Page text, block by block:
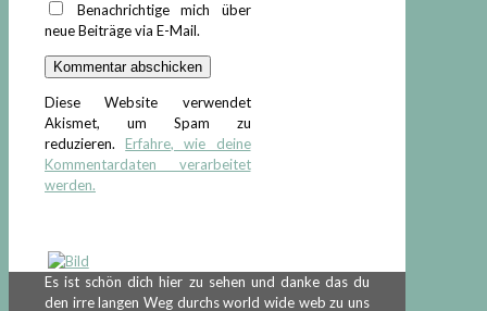
Benachrichtige mich über
neue Beiträge via E-Mail.
Diese Website verwendet
Akismet, um Spam zu
reduzieren. Erfahre, wie deine
Kommentardaten verarbeitet
werden.
Es ist schön dich hier zu sehen und danke das du
den irre langen Weg durchs world wide web zu uns